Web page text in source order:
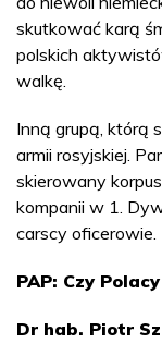
skutkować karą
polskich
walkę.
Inną grupą, którą
armii rosyjskiej.
skierowany
kompanii w 1.
carscy oficerowie.
PAP: Czy
Dr hab. Piotr